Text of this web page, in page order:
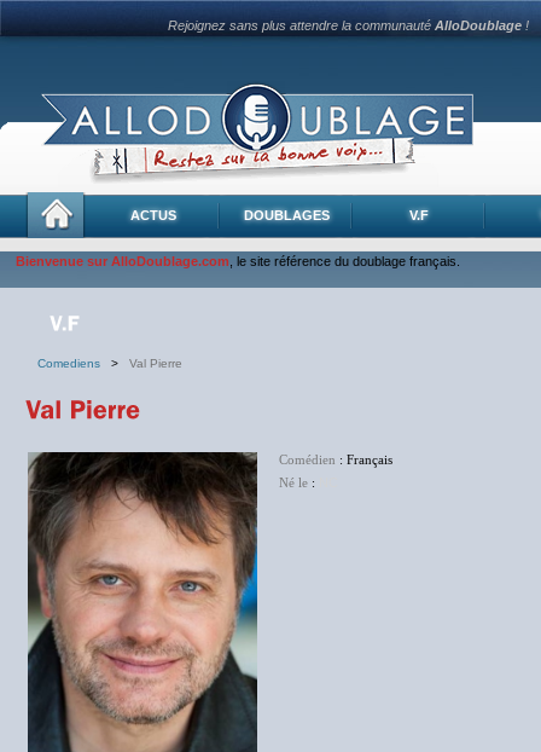
Rejoignez sans plus attendre la communautéAlloDoublage !
ACTUS DOUBLAGES V.F
Bienvenue sur AlloDoublage.com , le site référence du doublage français.
Comediens > Val Pierre
Comédien : Français
Né le :